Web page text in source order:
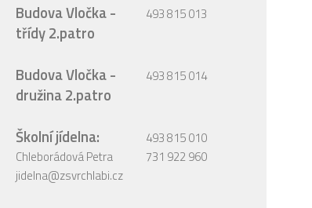
Budova Vločka -
třídy 2.patro
493 815 013
Budova Vločka -
družina 2.patro
493 815 014
Školní jídelna:
Chleborádová Petra
jidelna@zsvrchlabi.cz
493 815 010
731 922 960